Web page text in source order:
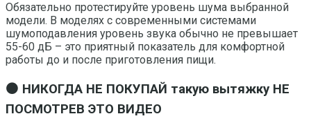
Обязательно протестируйте уровень шума выбранной
модели. В моделях с современными системами
шумоподавления уровень звука обычно не превышает
55-60 дБ – это приятный показатель для комфортной
работы до и после приготовления пищи.
⚫ НИКОГДА НЕ ПОКУПАЙ такую вытяжку НЕ
ПОСМОТРЕВ ЭТО ВИДЕО